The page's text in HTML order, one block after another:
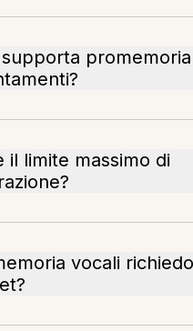
il limite massimo di
vocali